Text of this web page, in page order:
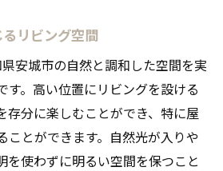
リビング空間
安城市の自然と調和した空間を実
す。高い位置にリビングを設ける
存分に楽しむことができ、特に屋
ことができます。自然光が入りや
を使わずに明るい空間を保つこと